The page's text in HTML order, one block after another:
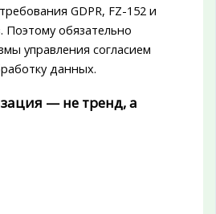
GDPR, FZ-152 и
Поэтому обязательно
управления согласием
данных.
— не тренд, а